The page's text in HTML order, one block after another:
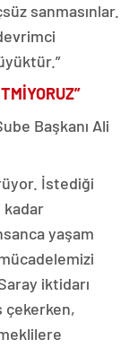
sanmasınlar.
Başkanı Ali
İstediği
yaşam
iktidarı
çekerken,